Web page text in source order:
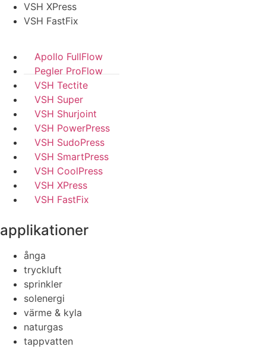
VSH XPress
VSH FastFix
Apollo FullFlow
Pegler ProFlow
VSH Tectite
VSH Super
VSH Shurjoint
VSH PowerPress
VSH SudoPress
VSH SmartPress
VSH CoolPress
VSH XPress
VSH FastFix
applikationer
ånga
tryckluft
sprinkler
solenergi
värme & kyla
naturgas
tappvatten